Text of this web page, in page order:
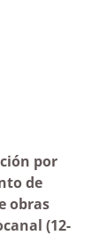
por
de
obras
(12-